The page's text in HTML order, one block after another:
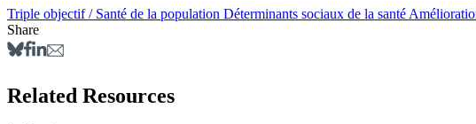
Triple objectif / Santé de la population Déterminants sociaux de la santé
Share
Related Resources